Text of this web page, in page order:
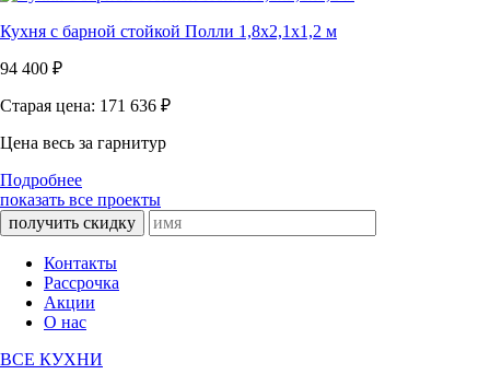
Кухня с барной стойкой Полли 1,8х2,1х1,2 м
94 400 ₽
Старая цена: 171 636 ₽
Цена весь за гарнитур
Подробнее
показать все проекты
получить скидку
Контакты
Рассрочка
Акции
О нас
ВСЕ КУХНИ